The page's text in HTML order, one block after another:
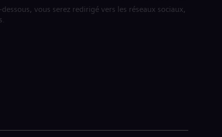
vous serez redirigé vers les réseaux sociaux,